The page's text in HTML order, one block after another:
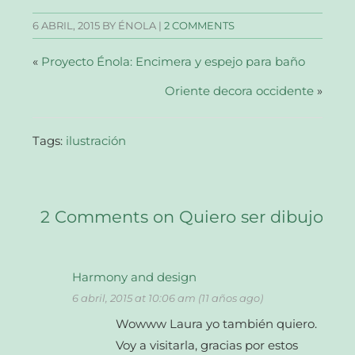
una
ventana
nueva)
una
ventana
nueva)
una
ventana
nueva)
a
un
amigo
abre
en
ventana
6 ABRIL, 2015 BY ÉNOLA |2 COMMENTS
« Proyecto Énola: Encimera y espejo para baño
Oriente decora occidente»
Tags: ilustración
2 Comments on Quiero ser dibujo
Harmony and design
6 abril, 2015 at 10:06 am (11 años ago)
Wowww Laura yo también quiero.
Voy a visitarla, gracias por estos